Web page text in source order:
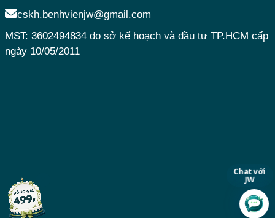
Chat với
JW
cskh.benhvienjw@gmail.com
MST: 3602494834 do sở kế hoạch và đầu tư TP.HCM cấp
ngày 10/05/2011